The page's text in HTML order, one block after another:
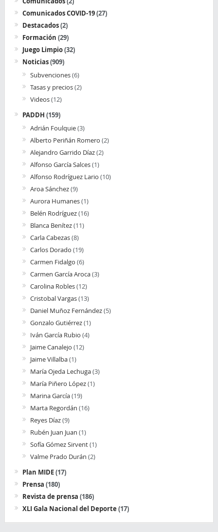
Comunicados COVID-19(27)
Destacados(2)
Formación (29)
Juego Limpio(32)
Noticias(909)
Subvenciones(6)
Tasas y precios(2)
Videos(12)
PADDH (159)
Adrián Foulquie(3)
Alberto Periñán Romero (2)
Alejandro Garrido Díaz(2)
Alfonso García Salces(1)
Alfonso Rodríguez Lario (10)
Aroa Sánchez(9)
Aurora Humanes(1)
Belén Rodríguez(16)
Blanca Benítez(11)
Carla Cabezas(8)
Carlos Dorado (19)
Carmen Fidalgo (6)
Carmen García Aroca(3)
Carolina Robles(12)
Cristobal Vargas(13)
Daniel Muñoz Fernández(5)
Gonzalo Gutiérrez(1)
Iván García Rubio (4)
Jaime Canalejo (12)
Jaime Villalba(1)
María Ojeda Lechuga(3)
María Piñero López(1)
Marina García(19)
Marta Regordán (16)
Reyes Díaz(9)
Rubén Juan Juan (1)
Sofía Gómez Sirvent(1)
Valme Prado Durán (2)
Plan MIDE(17)
Prensa (180)
Revista de prensa (186)
XLI Gala Nacional del Deporte (17)